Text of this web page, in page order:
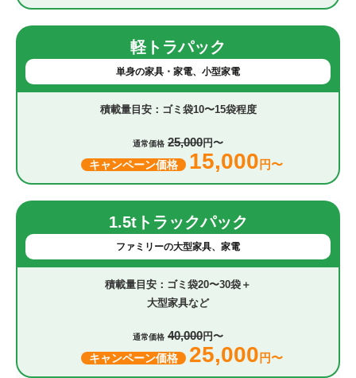
軽トラパック
単身の家具・家電、小型家電
ゴミ袋10〜15袋程度
通常価格 25,000円〜
キャンペーン価格 15,000 円〜
1.5tトラックパック
ファミリーの大型家具、家電
ゴミ袋20〜30袋＋
大型家具など
通常価格 40,000円〜
キャンペーン価格 25,000 円〜